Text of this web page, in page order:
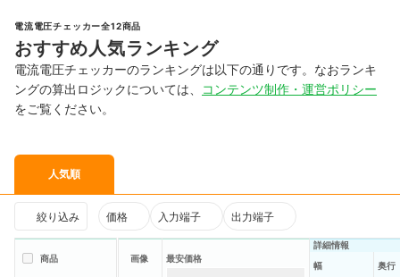
電流電圧チェッカー全12商品
おすすめ人気ランキング
電流電圧チェッカーのランキングは以下の通りです。なおランキ
ングの算出ロジックについては、
コンテンツ制作・運営ポリシー
をご覧ください。
人気順
絞り込み 価格 入力端子 出力端子
商品 画像 最安価格
詳細情報
幅
奥行